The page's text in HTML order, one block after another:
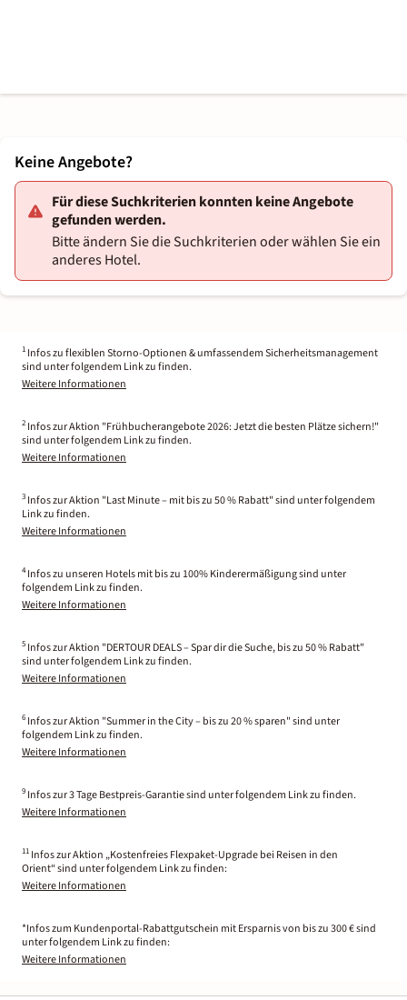
Keine Angebote?
Für diese Suchkriterien konnten keine Angebote
gefunden werden.
Bitte ändern Sie die Suchkriterien oder wählen Sie ein
anderes Hotel.
1 Infos zu flexiblen Storno-Optionen & umfassendem Sicherheitsmanagement
sind unter folgendem Link zu finden.
Weitere Informationen
2 Infos zur Aktion "Frühbucherangebote 2026: Jetzt die besten Plätze sichern!"
sind unter folgendem Link zu finden.
Weitere Informationen
3 Infos zur Aktion "Last Minute – mit bis zu 50 % Rabatt" sind unter folgendem
Link zu finden.
Weitere Informationen
4 Infos zu unseren Hotels mit bis zu 100% Kinderermäßigung sind unter
folgendem Link zu finden.
Weitere Informationen
5 Infos zur Aktion "DERTOUR DEALS – Spar dir die Suche, bis zu 50 % Rabatt"
sind unter folgendem Link zu finden.
Weitere Informationen
6 Infos zur Aktion "Summer in the City – bis zu 20 % sparen" sind unter
folgendem Link zu finden.
Weitere Informationen
9 Infos zur 3 Tage Bestpreis-Garantie sind unter folgendem Link zu finden.
Weitere Informationen
11 Infos zur Aktion „Kostenfreies Flexpaket-Upgrade bei Reisen in den
Orient“ sind unter folgendem Link zu finden:
Weitere Informationen
*Infos zum Kundenportal-Rabattgutschein mit Ersparnis von bis zu 300 € sind
unter folgendem Link zu finden:
Weitere Informationen